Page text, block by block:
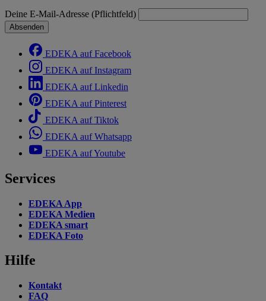
Deine E-Mail-Adresse (Pflichtfeld)
Absenden
EDEKA auf Facebook
EDEKA auf Instagram
EDEKA auf Linkedin
EDEKA auf Pinterest
EDEKA auf Tiktok
EDEKA auf Whatsapp
EDEKA auf Youtube
Services
EDEKA App
EDEKA Medien
EDEKA smart
EDEKA Foto
Hilfe
Kontakt
FAQ